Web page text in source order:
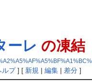
ーレ の凍結
ルプ] [ 新規 | 編集| 差分]